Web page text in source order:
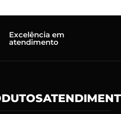
Excelência em
atendimento